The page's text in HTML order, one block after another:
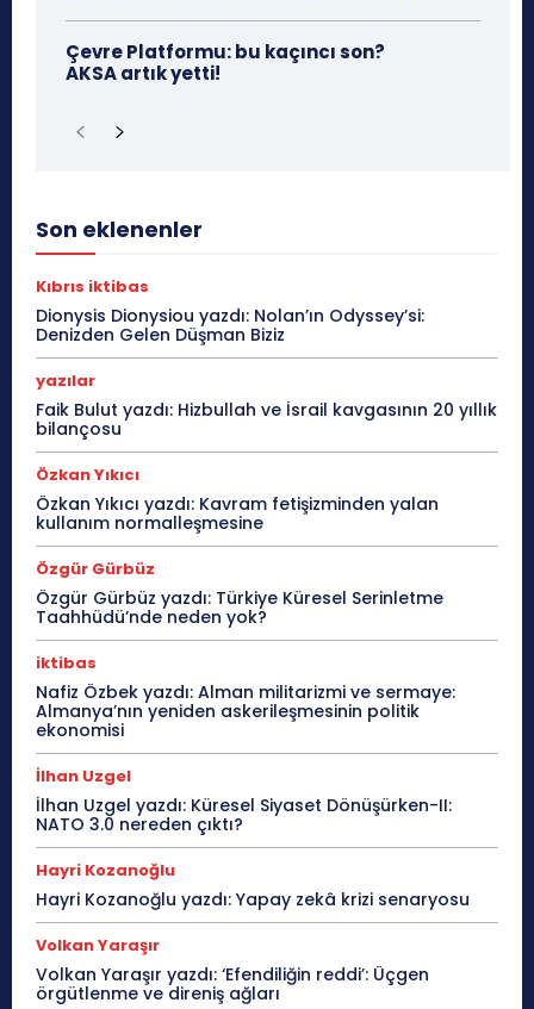
Çevre Platformu: bu kaçıncı son?
AKSA artık yetti!
Son eklenenler
Kıbrıs iktibas
Dionysis Dionysiou yazdı: Nolan’ın Odyssey’si:
Denizden Gelen Düşman Biziz
yazılar
Faik Bulut yazdı: Hizbullah ve İsrail kavgasının 20 yıllık
bilançosu
Özkan Yıkıcı
Özkan Yıkıcı yazdı: Kavram fetişizminden yalan
kullanım normalleşmesine
Özgür Gürbüz
Özgür Gürbüz yazdı: Türkiye Küresel Serinletme
Taahhüdü’nde neden yok?
iktibas
Nafiz Özbek yazdı: Alman militarizmi ve sermaye:
Almanya’nın yeniden askerileşmesinin politik
ekonomisi
İlhan Uzgel
İlhan Uzgel yazdı: Küresel Siyaset Dönüşürken-II:
NATO 3.0 nereden çıktı?
Hayri Kozanoğlu
Hayri Kozanoğlu yazdı: Yapay zekâ krizi senaryosu
Volkan Yaraşır
Volkan Yaraşır yazdı: ‘Efendiliğin reddi’: Üçgen
örgütlenme ve direniş ağları